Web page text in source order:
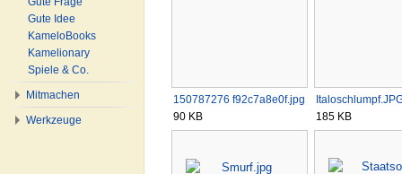
150787276 f92c7a8e0f.jpg
90 KB
185 KB
Gute Idee
KameloBooks
Kamelionary
Spiele & Co.
Mitmachen
Werkzeuge